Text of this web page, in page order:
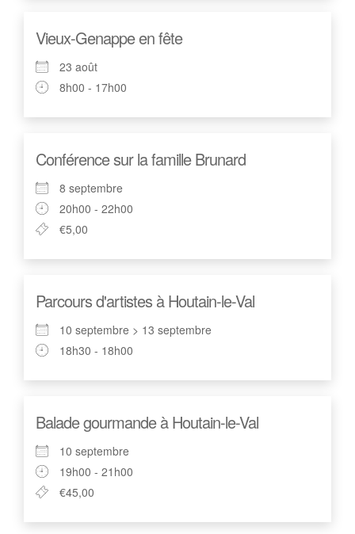
Vieux-Genappe en fête
23 août
8h00 - 17h00
Conférence sur la famille Brunard
8 septembre
20h00 - 22h00
€5,00
Parcours d'artistes à Houtain-le-Val
10 septembre > 13 septembre
18h30 - 18h00
Balade gourmande à Houtain-le-Val
10 septembre
19h00 - 21h00
€45,00